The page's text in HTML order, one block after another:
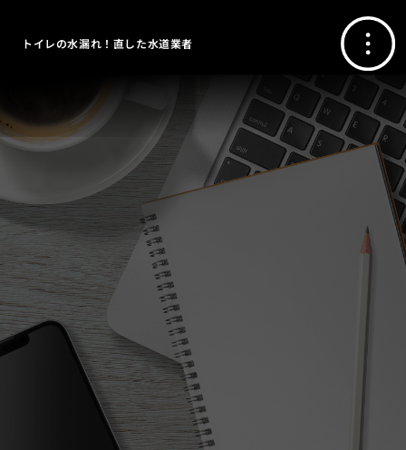
トイレの水漏れ！直した水道業者